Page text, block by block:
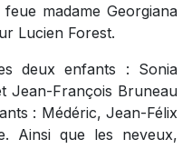
madame Georgiana
Lucien Forest.
deux enfants : Sonia
Jean-François Bruneau
: Médéric, Jean-Félix
Ainsi que les neveux,